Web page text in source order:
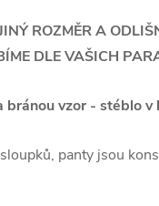
ROZMĚR A
DLE VAŠICH
vzor - stéblo v
panty jsou